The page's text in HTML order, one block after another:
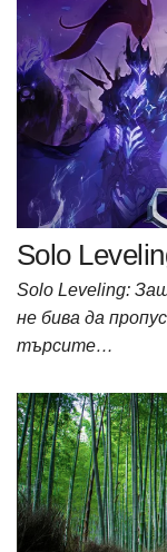
Solo
Solo Leveling:
не бива да
търсите…